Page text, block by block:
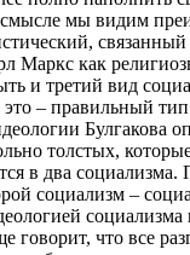
мы видим
Маркс как
и третий вид
– правильный
Булгакова
толстых,
в два
социализм –
говорит, что все